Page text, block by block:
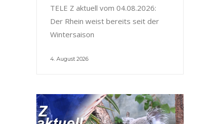
TELE Z aktuell vom 04.08.2026:
Der Rhein weist bereits seit der
Wintersaison
4. August 2026